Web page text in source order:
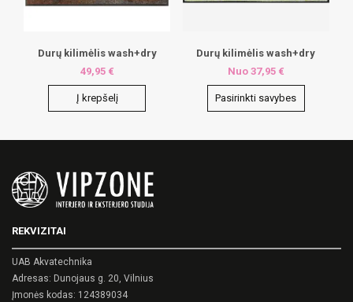
Durų kilimėlis wash+dry
49,95 €
Į krepšelį
Durų kilimėlis wash+dry
Nuo 37,95 €
Pasirinkti savybes
chosen
REKVIZITAI
UAB Akvatechnika
Adresas: Dunojaus g. 20, Vilnius
Įmonės kodas: 124389034